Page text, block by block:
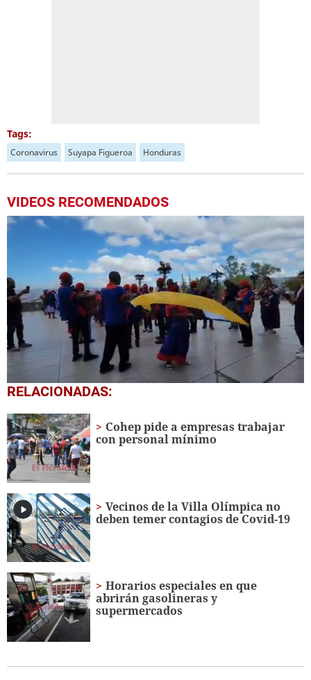
Tags:
Coronavirus Suyapa Figueroa Honduras
VIDEOS RECOMENDADOS
0
seconds
1
minute,
31
seconds
RELACIONADAS:
Cohep pide a empresas trabajar
con personal mínimo
Vecinos de la Villa Olímpica no
deben temer contagios de Covid-19
Horarios especiales en que
abrirán gasolineras y
supermercados